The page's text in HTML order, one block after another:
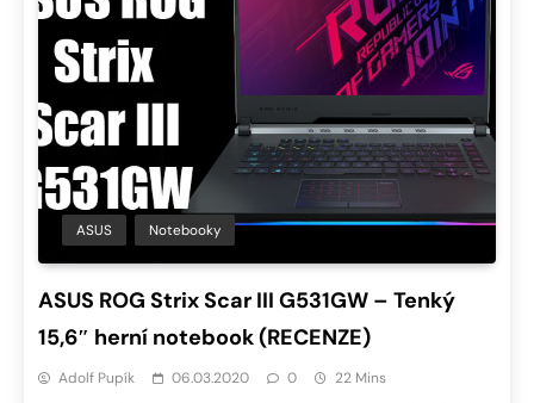
ASUS Notebooky
ASUS ROG Strix Scar III G531GW – Tenký
15,6″ herní notebook (RECENZE)
Adolf Pupík 06.03.2020 0 22 Mins